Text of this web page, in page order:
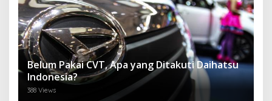
Belum Pakai CVT, Apa yang Ditakuti Daihatsu
Indonesia?
388 Views